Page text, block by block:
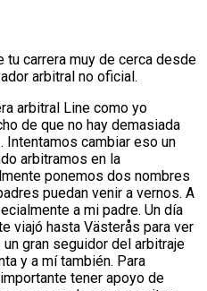
tu carrera muy de cerca desde
arbitral no oficial.
arbitral Line como yo
de que no hay demasiada
Intentamos cambiar eso un
arbitramos en la
ponemos dos nombres
puedan venir a vernos. A
a mi padre. Un día
viajó hasta Västerås para ver
gran seguidor del arbitraje
y a mí también. Para
tener apoyo de